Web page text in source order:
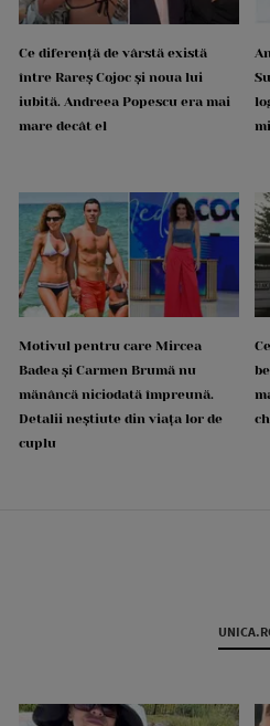
Ce diferență de vârstă există
între Rareș Cojoc și noua lui
iubită. Andreea Popescu era mai
mare decât el
Motivul pentru care Mircea
Badea și Carmen Brumă nu
mănâncă niciodată împreună.
Detalii neștiute din viața lor de
cuplu